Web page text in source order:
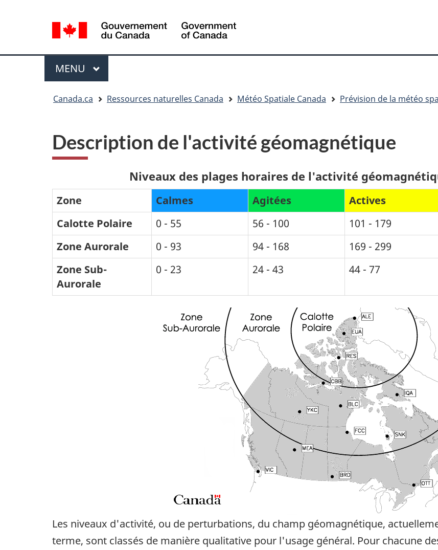
de
la
langue
Menu
MENU PRINCIPAL
Canada.ca Ressources naturelles Canada Météo Spatiale Canada Prévision de la météo
Description de l'activité géomagnétique
Niveaux des plages horaires de l'activité
Zone Calmes Agitées Actives
Calotte Polaire
0 - 55 56 - 100 101 - 179
Zone Aurorale
0 - 93 94 - 168 169 - 299
Zone Sub-
Aurorale
0 - 23 24 - 43 44 - 77
Les niveaux d'activité, ou de perturbations, du champ géomagnétique,
terme, sont classés de manière qualitative pour l'usage général. Pour chacune